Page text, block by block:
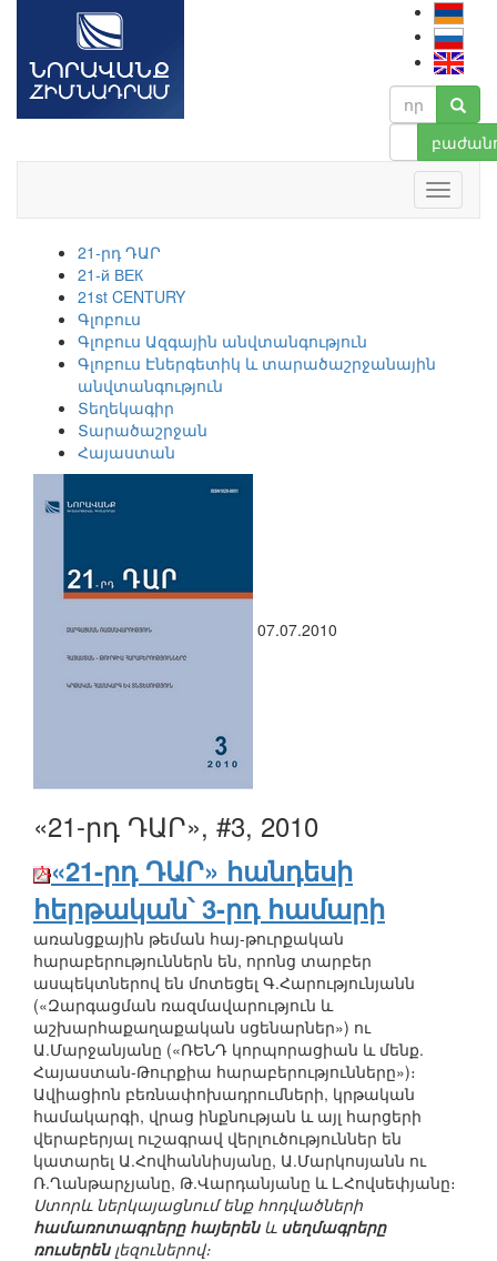
21-րդ ԴԱՐ
21-й ВЕК
21st CENTURY
Գլոբուս
Գլոբուս Ազգային անվտանգություն
Գլոբուս Էներգետիկ և տարածաշրջանային
անվտանգություն
Տեղեկագիր
Տարածաշրջան
Հայաստան
07.07.2010
«21-րդ ԴԱՐ», #3, 2010
«21-րդ ԴԱՐ» հանդեսի
հերթական՝ 3-րդ համարի
առանցքային թեման հայ-թուրքական
հարաբերություններն են, որոնց տարբեր
ասպեկտներով են մոտեցել Գ.Հարությունյանն
(«Զարգացման ռազմավարություն և
աշխարհաքաղաքական սցենարներ») ու
Ա.Մարջանյանը («ՌԵՆԴ կորպորացիան և մենք.
Հայաստան-Թուրքիա հարաբերությունները»)։
Ավիացիոն բեռնափոխադրումների, կրթական
համակարգի, վրաց ինքնության և այլ հարցերի
վերաբերյալ ուշագրավ վերլուծություններ են
կատարել Ա.Հովհաննիսյանը, Ա.Մարկոսյանն ու
Ռ.Ղանթարչյանը, Թ.Վարդանյանը և Լ.Հովսեփյանը։
Ստորև ներկայացնում ենք հոդվածների
համառոտագրերը հայերենև սեղմագրերը
ռուսերենլեզուներով։